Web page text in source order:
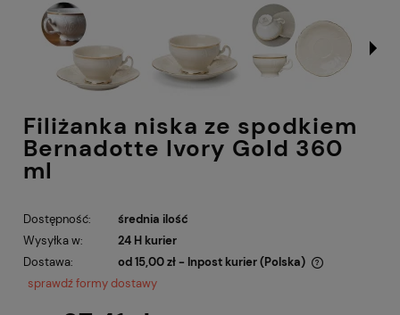
Filiżanka niska ze spodkiem
Bernadotte Ivory Gold 360
ml
Dostępność:
średnia ilość
Wysyłka w:
24 H kurier
Dostawa:
od 15,00 zł - Inpost kurier (Polska)
Cena nie zawiera ewentualnych kosztów płatności
sprawdź formy dostawy